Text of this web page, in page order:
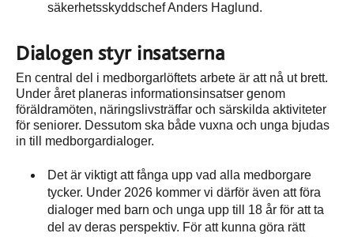
säkerhetsskyddschef Anders Haglund.
Dialogen styr insatserna
En central del i medborgarlöftets arbete är att nå ut brett.
Under året planeras informationsinsatser genom
föräldramöten, näringslivsträffar och särskilda aktiviteter
för seniorer. Dessutom ska både vuxna och unga bjudas
in till medborgardialoger.
Det är viktigt att fånga upp vad alla medborgare
tycker. Under 2026 kommer vi därför även att föra
dialoger med barn och unga upp till 18 år för att ta
del av deras perspektiv. För att kunna göra rätt